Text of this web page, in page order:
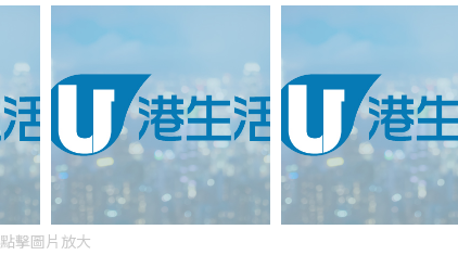
點擊圖片放大